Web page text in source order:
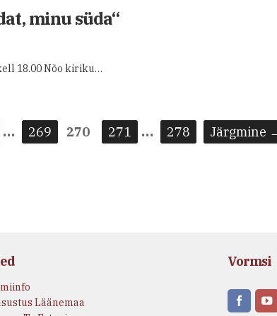
minu süda“
18.00 Nõo kiriku…
… 269 270 271 … 278 Järgmine
Läänemaa
Vormsi